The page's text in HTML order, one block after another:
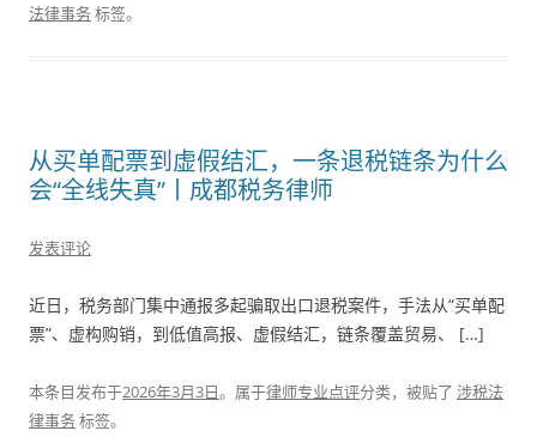
法律事务标签。
从买单配票到虚假结汇，一条退税链条为什么
会“全线失真”丨成都税务律师
发表评论
近日，税务部门集中通报多起骗取出口退税案件，手法从“买单配
票”、虚构购销，到低值高报、虚假结汇，链条覆盖贸易、 […]
本条目发布于2026年3月3日。属于律师专业点评分类，被贴了 涉税法
律事务标签。